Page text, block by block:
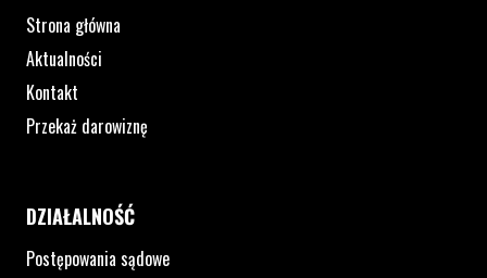
Strona główna
Aktualności
Kontakt
Przekaż darowiznę
DZIAŁALNOŚĆ
Postępowania sądowe